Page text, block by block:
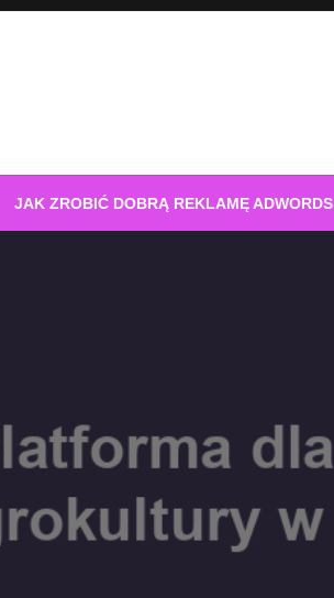
JAK ZROBIĆ DOBRĄ REKLAMĘ ADWORDS